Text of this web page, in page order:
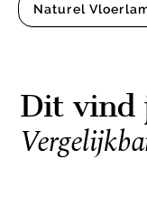
Naturel
Dit vind